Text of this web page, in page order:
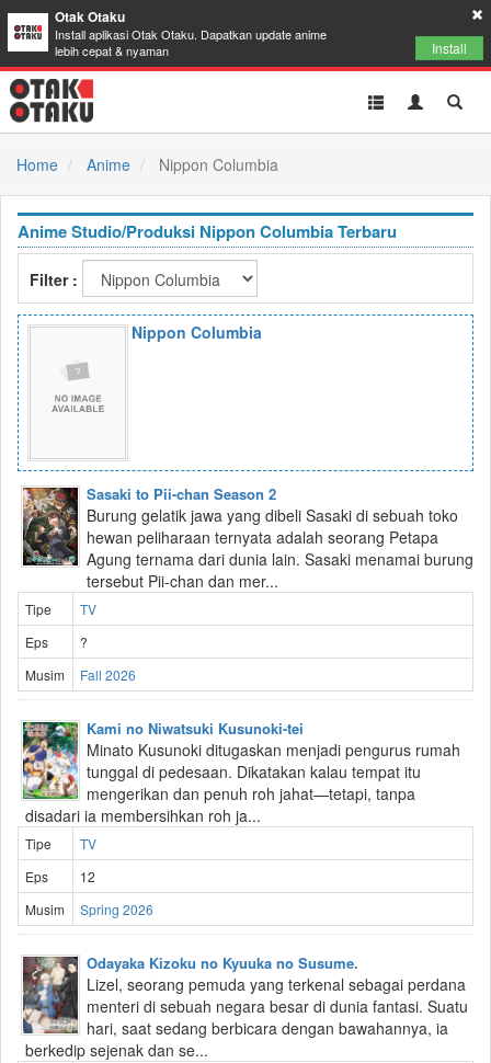
Otak Otaku
Install aplikasi Otak Otaku. Dapatkan update anime
lebih cepat & nyaman
Install
Toggle
Toggle
Home
Anime Nippon Columbia
Anime Studio/Produksi Nippon Columbia Terbaru
Filter :
Nippon Columbia
Sasaki to Pii-chan Season 2
Burung gelatik jawa yang dibeli Sasaki di sebuah toko
hewan peliharaan ternyata adalah seorang Petapa
Agung ternama dari dunia lain. Sasaki menamai burung
tersebut Pii-chan dan mer...
Tipe
TV
Eps
?
Musim
Fall 2026
Kami no Niwatsuki Kusunoki-tei
Minato Kusunoki ditugaskan menjadi pengurus rumah
tunggal di pedesaan. Dikatakan kalau tempat itu
mengerikan dan penuh roh jahat—tetapi, tanpa
disadari ia membersihkan roh ja...
Tipe
TV
Eps
12
Musim
Spring 2026
Odayaka Kizoku no Kyuuka no Susume.
Lizel, seorang pemuda yang terkenal sebagai perdana
menteri di sebuah negara besar di dunia fantasi. Suatu
hari, saat sedang berbicara dengan bawahannya, ia
berkedip sejenak dan se...